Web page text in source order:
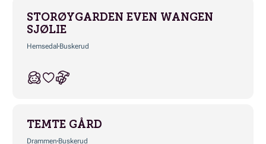
STORØYGARDEN EVEN WANGEN
SJØLIE
HemsedalBuskerud
TEMTE GÅRD
DrammenBuskerud